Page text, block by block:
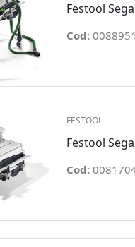
Festool
Cod:
FESTOOL
Festool
Cod: